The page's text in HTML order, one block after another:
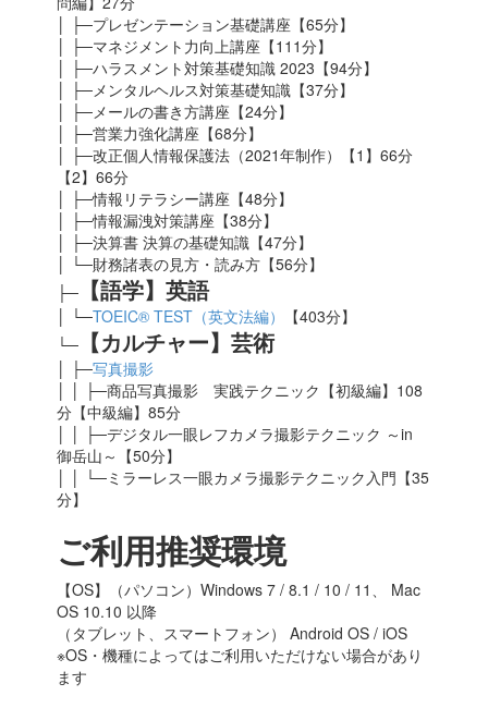
│ ├─プレゼンテーション基礎講座【65分】
│ ├─マネジメント力向上講座【111分】
│ ├─ハラスメント対策基礎知識 2023 【94分】
│ ├─メンタルヘルス対策基礎知識【37分】
│ ├─メールの書き方講座【24分】
│ ├─営業力強化講座【68分】
│ ├─改正個人情報保護法（2021年制作）【1】66分
【2】66分
│ ├─情報リテラシー講座【48分】
│ ├─情報漏洩対策講座【38分】
│ ├─決算書 決算の基礎知識【47分】
│ └─財務諸表の見方・読み方【56分】
├─ 【語学】英語
│ └─TOEIC® TEST（英文法編）
【403分】
└─ 【カルチャー】芸術
│ ├─写真撮影
│ │ ├─商品写真撮影 実践テクニック【初級編】108
分【中級編】85分
│ │ ├─デジタル一眼レフカメラ撮影テクニック ～in
御岳山～【50分】
│ │ └─ミラーレス一眼カメラ撮影テクニック入門【35
分】
ご利用推奨環境
【OS】（パソコン）Windows 7 / 8.1 / 10 / 11、 Mac
OS 10.10 以降
（タブレット、スマートフォン） Android OS / iOS
※OS・機種によってはご利用いただけない場合があり
ます